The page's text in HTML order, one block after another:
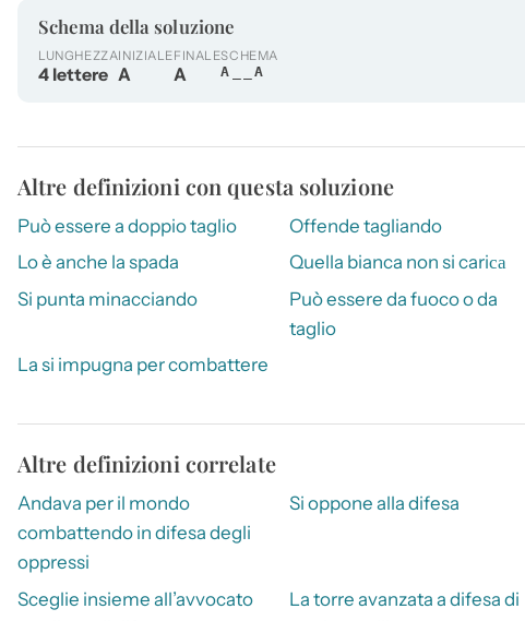
Schema della soluzione
LUNGHEZZA
4 lettere
INIZIALE
A
FINALE
A
SCHEMA
A__A
Altre definizioni con questa soluzione
Può essere a doppio taglio Offende tagliando
Lo è anche la spada
Quella bianca non si cariса
Si punta minacciando
Può essere da fuoco o da
taglio
La si impugna per combattere
Altre definizioni correlate
Andava per il mondo
combattendo in difesa degli
oppressi
Si oppone alla difesa
Sceglie insieme all’avvocato
La torre avanzata a difesa di